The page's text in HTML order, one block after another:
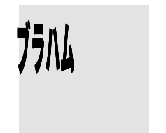
ブラハム
Add To Cart